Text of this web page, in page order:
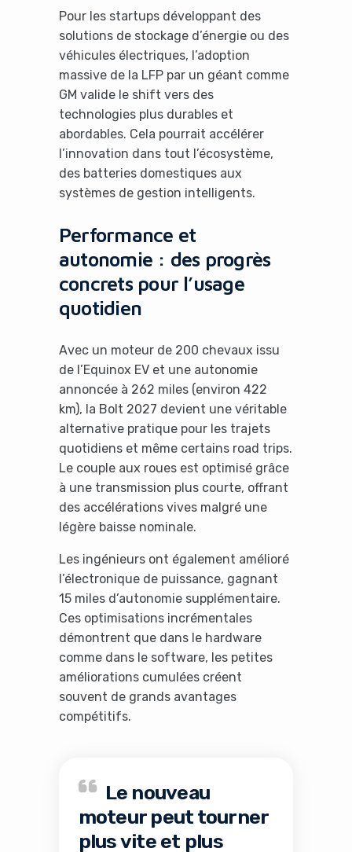
Pour les startups développant des
solutions de stockage d’énergie ou des
véhicules électriques, l’adoption
massive de la LFP par un géant comme
GM valide le shift vers des
technologies plus durables et
abordables. Cela pourrait accélérer
l’innovation dans tout l’écosystème,
des batteries domestiques aux
systèmes de gestion intelligents.
Performance et
autonomie : des progrès
concrets pour l’usage
quotidien
Avec un moteur de 200 chevaux issu
de l’Equinox EV et une autonomie
annoncée à 262 miles (environ 422
km), la Bolt 2027 devient une véritable
alternative pratique pour les trajets
quotidiens et même certains road trips.
Le couple aux roues est optimisé grâce
à une transmission plus courte, offrant
des accélérations vives malgré une
légère baisse nominale.
Les ingénieurs ont également amélioré
l’électronique de puissance, gagnant
15 miles d’autonomie supplémentaire.
Ces optimisations incrémentales
démontrent que dans le hardware
comme dans le software, les petites
améliorations cumulées créent
souvent de grands avantages
compétitifs.
Le nouveau
moteur peut tourner
plus vite et plus